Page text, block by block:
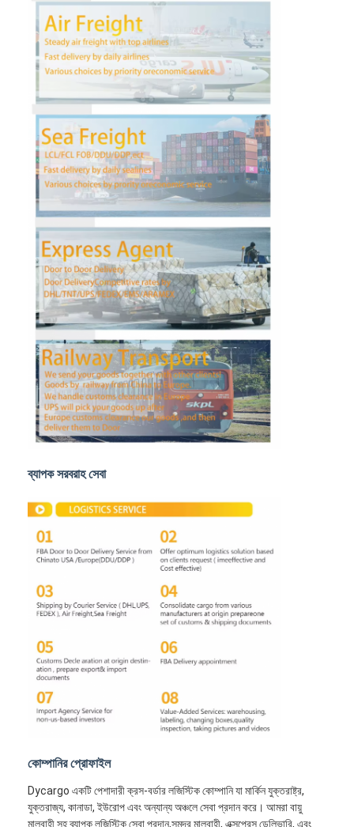
বাড়ি
পণ্য
আমাদের সম্পর্কে
কারখানা ভ্রমণ
মান নিয়ন্ত্রণ
আমাদের সাথে যোগাযোগ করুন
এখন চ্যাট করুন
আন্তর্জাতিক মালবাহী ফরোয়ার্ড
এয়ার ফ্রেট ফরওয়ার্ড
সমুদ্রের মালবাহী
চীন থেকে ডিডিপি শিপিং
রেল মালবাহী
আমাজনে পাঠান
ট্রাক মালবাহী
স্টোরেজ সার্ভিস
ব্যাপক সরবরাহ সেবা
কোম্পানির প্রোফাইল
Dycargo একটি পেশাদারী ক্রস-বর্ডার লজিস্টিক কোম্পানি যা মার্কিন যুক্তরাষ্ট্র,
যুক্তরাজ্য, কানাডা, ইউরোপ এবং অন্যান্য অঞ্চলে সেবা প্রদান করে। আমরা বায়ু
মালবাহী সহ ব্যাপক লজিস্টিক সেবা প্রদান,সমুদ্র মালবাহী, এক্সপ্রেস ডেলিভারি, এবং